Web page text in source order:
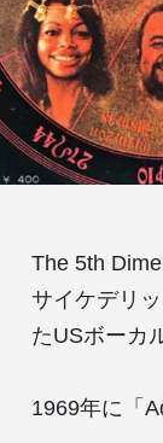
The 5th
サイケデリ
たUSボーカ
1969年に「